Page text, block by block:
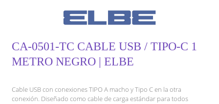
CA-0501-TC CABLE USB / TIPO-C 1
METRO NEGRO | ELBE
Cable USB con conexiones TIPO A macho y Tipo C en la otra
conexión. Diseñado como cable de carga estándar para todos